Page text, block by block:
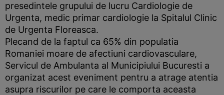
presedintele grupului de lucru Cardiologie de
Urgenta, medic primar cardiologie la Spitalul Clinic
de Urgenta Floreasca.
Plecand de la faptul ca 65% din populatia
Romaniei moare de afectiuni cardiovasculare,
Servicul de Ambulanta al Municipiului Bucuresti a
organizat acest eveniment pentru a atrage atentia
asupra riscurilor pe care le comporta aceasta